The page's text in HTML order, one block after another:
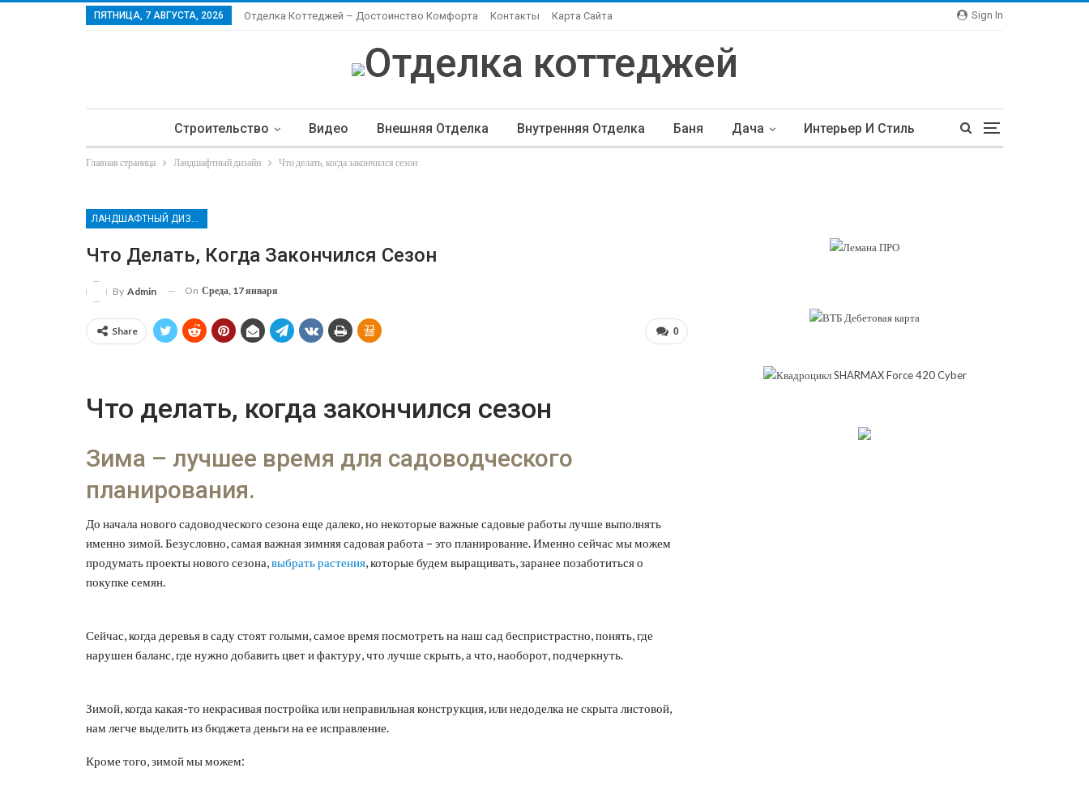
Sign In
ПЯТНИЦА, 7 АВГУСТА, 2026 Отделка Коттеджей – Достоинство Комфорта Контакты Карта Сайта
Строительство Видео Внешняя Отделка Внутренняя Отделка Баня Дача Интерьер И Стиль
Ландшафтный Дизайн
Главная страница Ландшафтный дизайн Что делать, когда закончился сезон
Что Делать, Когда Закончился Сезон
By Admin On Среда, 17 января
0
Share
Что делать, когда закончился сезон
Зима – лучшее время для садоводческого
планирования.
До начала нового садоводческого сезона еще далеко, но некоторые важные садовые работы лучше выполнять
именно зимой. Безусловно, самая важная зимняя садовая работа – это планирование. Именно сейчас мы можем
продумать проекты нового сезона,выбрать растения, которые будем выращивать, заранее позаботиться о
покупке семян.
Сейчас, когда деревья в саду стоят голыми, самое время посмотреть на наш сад беспристрастно, понять, где
нарушен баланс, где нужно добавить цвет и фактуру, что лучше скрыть, а что, наоборот, подчеркнуть.
Зимой, когда какая-то некрасивая постройка или неправильная конструкция, или недоделка не скрыта листовой,
нам легче выделить из бюджета деньги на ее исправление.
Кроме того, зимой мы можем: